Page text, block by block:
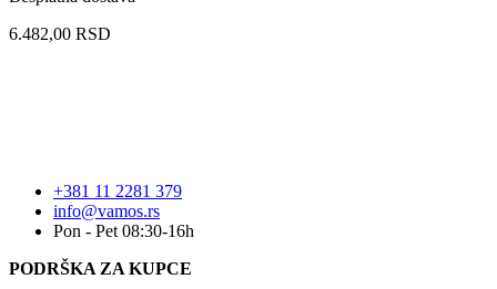
6.482,00 RSD
+381 11 2281 379
info@vamos.rs
Pon - Pet 08:30-16h
PODRŠKA ZA KUPCE